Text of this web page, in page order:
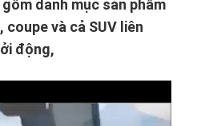
danh mục sản phẩm
và cả SUV liên
động,